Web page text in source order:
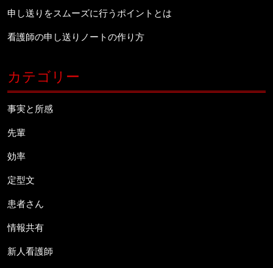
申し送りをスムーズに行うポイントとは
看護師の申し送りノートの作り方
カテゴリー
事実と所感
先輩
効率
定型文
患者さん
情報共有
新人看護師